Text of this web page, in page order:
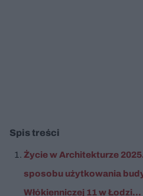
Spis treści
Życie w Architekturze
sposobu użytkowania
Włókienniczej 11 w